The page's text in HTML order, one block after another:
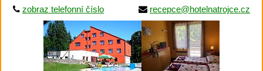
zobraz telefonní číslo
recepce@hotelnatrojce.cz